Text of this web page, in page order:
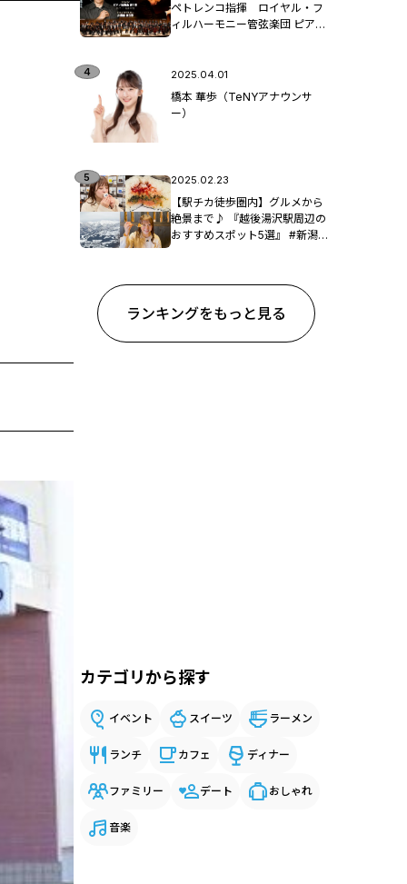
ペトレンコ指揮 ロイヤル・フ
ィルハーモニー管弦楽団 ピア
2025.04.01
橋本 華歩（TeNYアナウンサ
ー）
2025.02.23
【駅チカ徒歩圏内】グルメから
絶景まで♪ 『越後湯沢駅周辺の
おすすめスポット5選』 #新潟観
ランキングをもっと見る
カテゴリから探す
イベント スイーツ ラーメン
ランチ カフェ ディナー
ファミリー デート おしゃれ
音楽